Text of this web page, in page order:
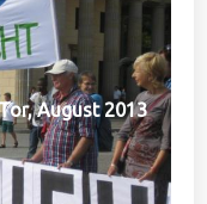
August 2013